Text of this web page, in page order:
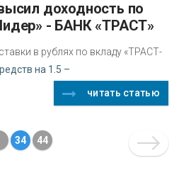
- БАНК «ТРАСТ»
в рублях по вкладу «ТРАСТ-
на 1.5 –
читать статью
34 44